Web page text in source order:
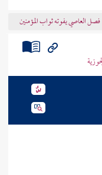
فصل العاصي يفوته ثواب المؤمنين